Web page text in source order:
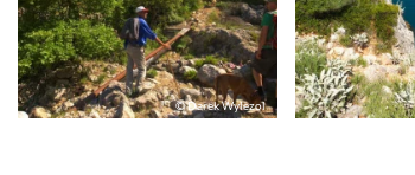
© Darek Wylezol